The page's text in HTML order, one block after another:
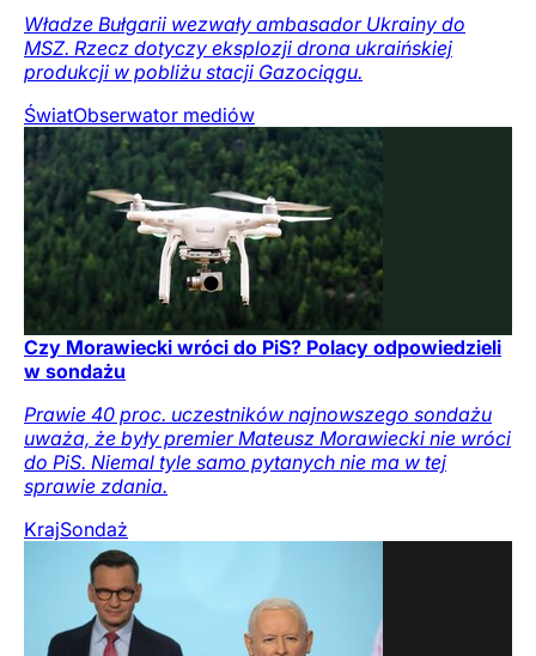
Władze Bułgarii wezwały ambasador Ukrainy do
MSZ. Rzecz dotyczy eksplozji drona ukraińskiej
produkcji w pobliżu stacji Gazociągu.
ŚwiatObserwator mediów
Czy Morawiecki wróci do PiS? Polacy odpowiedzieli
w sondażu
Prawie 40 proc. uczestników najnowszego sondażu
uważa, że były premier Mateusz Morawiecki nie wróci
do PiS. Niemal tyle samo pytanych nie ma w tej
sprawie zdania.
KrajSondaż